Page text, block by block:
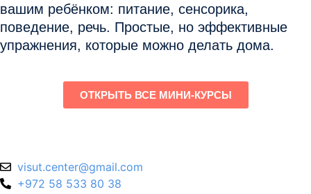
вашим ребёнком: питание, сенсорика,
поведение, речь. Простые, но эффективные
упражнения, которые можно делать дома.
ОТКРЫТЬ ВСЕ МИНИ-КУРСЫ
moc.liamg
@retnec.tusiv
+972 58 533 80 38